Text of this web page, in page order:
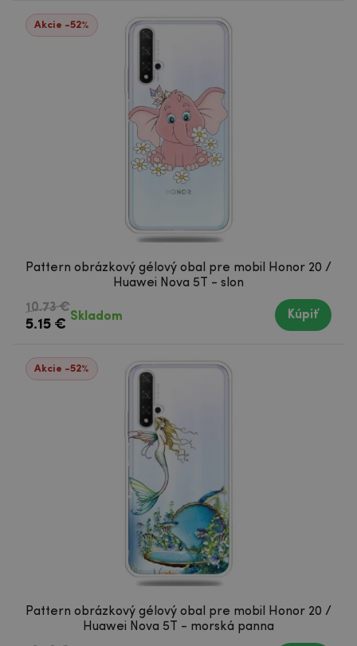
Akcie -52%
Pattern obrázkový gélový obal pre mobil Honor 20 /
Huawei Nova 5T - slon
10.73 €
5.15 €
Skladom Kúpiť
Akcie -52%
Pattern obrázkový gélový obal pre mobil Honor 20 /
Huawei Nova 5T - morská panna